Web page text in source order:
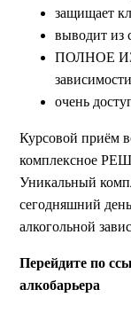
защищает
выводит из
ПОЛНОЕ
очень
Курсовой приём
комплексное
Уникальный
сегодняшний
алкогольной
Перейдите по
алкобарьера